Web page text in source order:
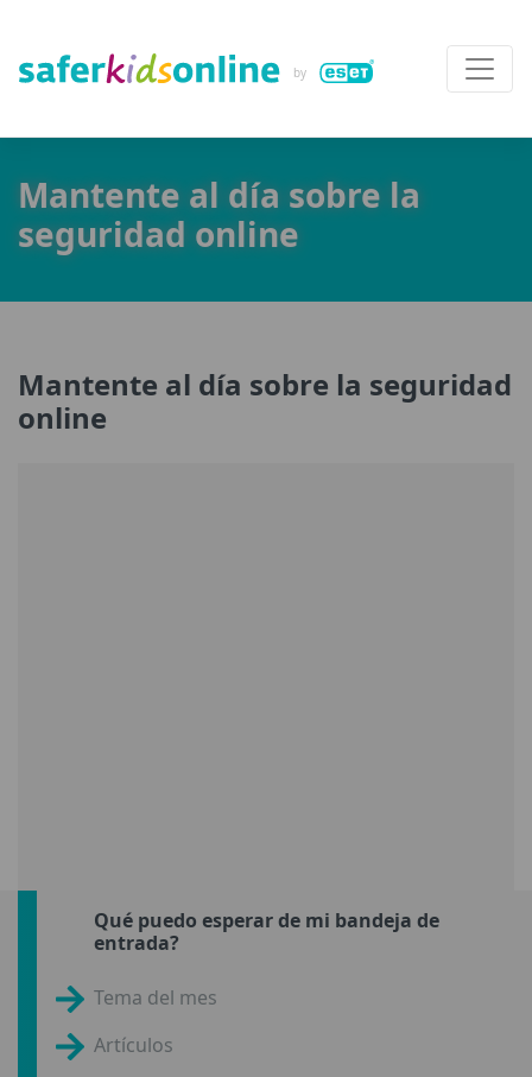
Mantente al día sobre la
seguridad online
Mantente al día sobre la seguridad
online
Qué puedo esperar de mi bandeja de
entrada?
Tema del mes
Artículos